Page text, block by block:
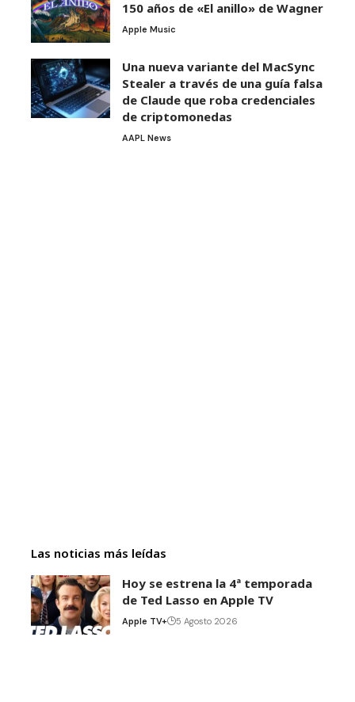
150 años de «El anillo» de Wagner
Apple Music
Una nueva variante del MacSync
Stealer a través de una guía falsa
de Claude que roba credenciales
de criptomonedas
AAPL News
Las noticias más leídas
Hoy se estrena la 4ª temporada
de Ted Lasso en Apple TV
Apple TV+ 5 Agosto 2026